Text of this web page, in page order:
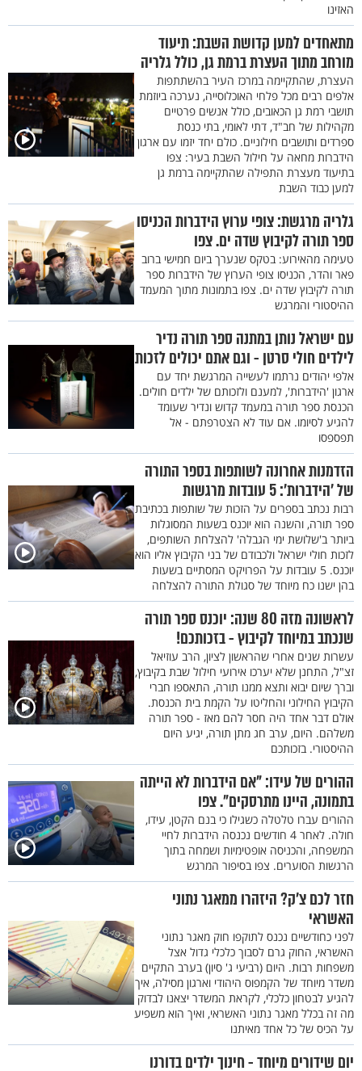
האזינו
מתאחדים למען קדושת השבת: תיעוד
מורחב מתוך העצרת ברמת גן, כולל גלריה
העצרת, שהתקיימה במרכז העיר בהשתתפות
אלפים רבים מכל פלחי האוכלוסייה, נערכה ביוזמת
תושבי רמת גן הכאובים, כולל אנשים פרטיים
מקהילות של חב"ד, דתי לאומי, בתי כנסת
ספרדים ותושבים חילוניים. כולם יחד יזמו עם ארגון
הידברות מחאה על חילול השבת בעיר: צפו
בתיעוד מעצרת התפילה שהתקיימה ברמת גן
למען כבוד השבת
גלריה מרגשת: צופי ערוץ הידברות הכניסו
ספר תורה לקיבוץ שדה ים. צפו
טעימה מהאירוע: בטקס שנערך ביום חמישי ברוב
פאר והדר, הכניסו צופי הערוץ של הידברות ספר
תורה לקיבוץ שדה ים. צפו בתמונות מתוך המעמד
ההיסטורי והמרגש
עם ישראל נותן במתנה ספר תורה נדיר
לילדים חולי סרטן - וגם אתם יכולים לזכות
אלפי יהודים נרתמו לעשייה המרגשת יחד עם
ארגון 'הידברות', למענם ולזכותם של ילדים חולים.
הכנסת ספר תורה במעמד קדוש ונדיר שעומד
להגיע לסיומו. אם עוד לא הצטרפתם - אל
תפספסו
הזדמנות אחרונה לשותפות בספר התורה
של ’הידברות’: 5 עובדות מרגשות
רבות נכתב בספרים על הזכות של שותפות בכתיבת
ספר תורה, והשנה הוא יוכנס בשעות המסוגלות
ביותר ב'שלושת ימי הגבלה' להצלחת השותפים,
לזכות חולי ישראל ולכבודם של בני הקיבוץ אליו הוא
יוכנס. 5 עובדות על הפרויקט המסתיים בשעות
בהן ישנו כח מיוחד של סגולת התורה להצלחה
לראשונה מזה 80 שנה: יוכנס ספר תורה
שנכתב במיוחד לקיבוץ - בזכותכם!
עשרות שנים אחרי שהראשון לציון, הרב עוזיאל
זצ"ל, התחנן שלא יערכו אירועי חילול שבת בקיבוץ,
וברך שיום יבוא ותצא ממנו תורה, התאספו חברי
הקיבוץ החילוני והחליטו על הקמת בית הכנסת.
אולם דבר אחד היה חסר להם מאז - ספר תורה
משלהם. היום, ערב חג מתן תורה, יגיע היום
ההיסטורי. בזכותכם
ההורים של עידו: "אם הידברות לא הייתה
בתמונה, היינו מתרסקים". צפו
ההורים עברו טלטלה כשגילו כי בנם הקטן, עידו,
חולה. לאחר 4 חודשים נכנסה הידברות לחיי
המשפחה, והכניסה אופטימיות ושמחה בתוך
הרגשות הסוערים. צפו בסיפור המרגש
חזר לכם צ’ק? היזהרו ממאגר נתוני
האשראי
לפני כחודשיים נכנס לתוקפו חוק מאגר נתוני
האשראי, החוק גרם לסבוך כלכלי גדול אצל
משפחות רבות. היום (רביעי ג' סיון) בערב התקיים
משדר מיוחד של הקמפוס היהודי וארגון מסילה, איך
להגיע לבטחון כלכלי, לקראת המשדר יצאנו לבדוק
מה זה בכלל מאגר נתוני האשראי, ואיך הוא משפיע
על הכיס של כל אחד מאיתנו
יום שידורים מיוחד - חינוך ילדים בדורנו